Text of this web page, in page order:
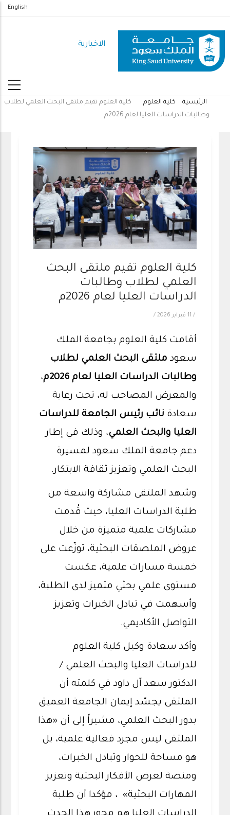
المحتوى
الرئيسي
English
الاخبارية
مسار
الرئيسية كلية العلوم
كلية العلوم تقيم ملتقى البحث العلمي لطلاب
وطالبات الدراسات العليا لعام 2026م
كلية العلوم تقيم ملتقى البحث
العلمي لطلاب وطالبات
الدراسات العليا لعام 2026م
/ 11 فبراير 2026 /
أقامت كلية العلوم بجامعة الملك
سعود ملتقى البحث العلمي لطلاب
وطالبات الدراسات العليا لعام 2026م
،
والمعرض المصاحب له، تحت رعاية
سعادة نائب رئيس الجامعة للدراسات
العليا والبحث العلمي، وذلك في إطار
دعم جامعة الملك سعود لمسيرة
البحث العلمي وتعزيز ثقافة الابتكار.
وشهد الملتقى مشاركة واسعة من
طلبة الدراسات العليا، حيث قُدمت
مشاركات علمية متميزة من خلال
عروض الملصقات البحثية، توزّعت على
خمسة مسارات علمية، عكست
مستوى علمي بحثي متميز لدى الطلبة،
وأسهمت في تبادل الخبرات وتعزيز
التواصل الأكاديمي.
وأكد سعادة وكيل كلية العلوم
للدراسات العليا والبحث العلمي /
الدكتور سعد آل داود في كلمته أن
الملتقى يجسّد إيمان الجامعة العميق
بدور البحث العلمي، مشيراً إلى أن «هذا
الملتقى ليس مجرد فعالية علمية، بل
هو مساحة للحوار وتبادل الخبرات،
ومنصة لعرض الأفكار البحثية وتعزيز
المهارات البحثية» ، مؤكدا أن طلبة